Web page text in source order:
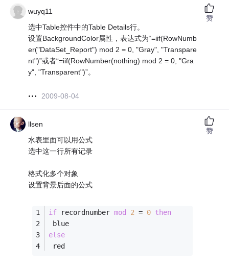
wuyq11
选中Table控件中的Table Details行。
设置BackgroundColor属性，表达式为“=iif(RowNumb
er("DataSet_Report") mod 2 = 0, "Gray", "Transpare
nt")”或者“=iif(RowNumber(nothing) mod 2 = 0, "Gra
y", "Transparent")”。
2009-08-04
赞
llsen
水表里面可以用公式
选中这一行所有记录
格式化多个对象
设置背景后面的公式
if recordnumber mod 2 = 0 then
blue
else
red
赞